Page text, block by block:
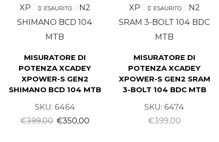
ESAURITO
MISURATORE DI
POTENZA XCADEY
XPOWER-S GEN2
SHIMANO BCD 104 MTB
SKU: 6464
€399,00 €350,00
ESAURITO
MISURATORE DI
POTENZA XCADEY
XPOWER-S GEN2 SRAM
3-BOLT 104 BDC MTB
SKU: 6474
€399,00